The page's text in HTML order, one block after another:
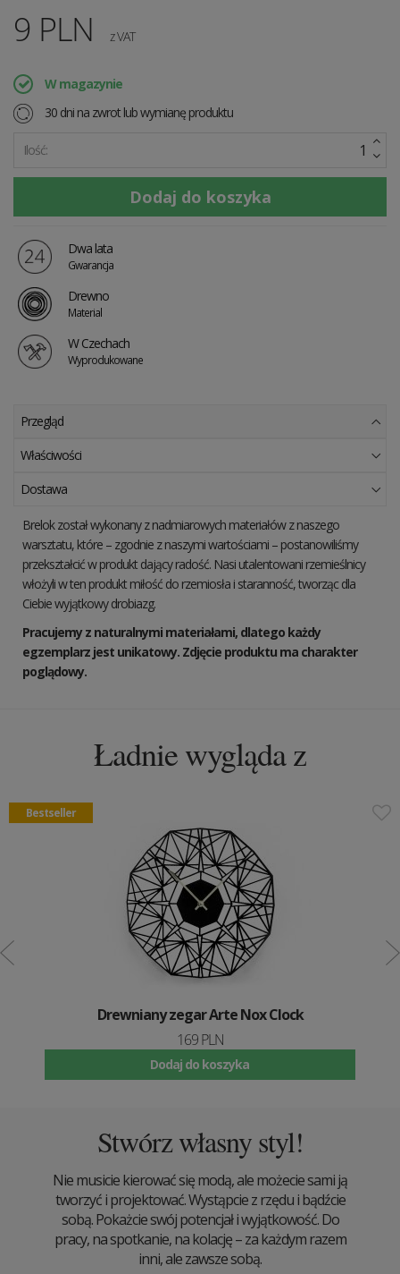
9 PLN z VAT
W magazynie
30 dni na zwrot lub wymianę produktu
Ilość:
Dwa lata
Gwarancja
Drewno
Material
W Czechach
Wyprodukowane
Przegląd
Właściwości
Dostawa
Brelok został wykonany z nadmiarowych materiałów z naszego
warsztatu, które – zgodnie z naszymi wartościami – postanowiliśmy
przekształcić w produkt dający radość. Nasi utalentowani rzemieślnicy
włożyli w ten produkt miłość do rzemiosła i staranność, tworząc dla
Ciebie wyjątkowy drobiazg.
Pracujemy z naturalnymi materiałami, dlatego każdy
egzemplarz jest unikatowy. Zdjęcie produktu ma charakter
poglądowy.
Ładnie wygląda z
Bestseller
Drewniany zegar Arte Nox Clock
169 PLN
Dodaj do koszyka
Stwórz własny styl!
Nie musicie kierować się modą, ale możecie sami ją
tworzyć i projektować. Wystąpcie z rzędu i bądźcie
sobą. Pokażcie swój potencjał i wyjątkowość. Do
pracy, na spotkanie, na kolację – za każdym razem
inni, ale zawsze sobą.